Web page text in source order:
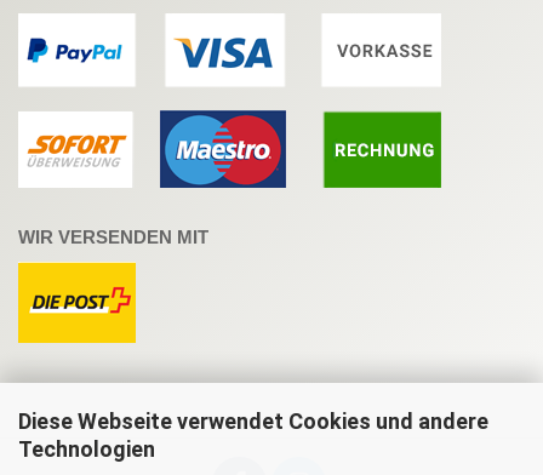
Diese Webseite verwendet Cookies und andere
Technologien
WIR VERSENDEN MIT